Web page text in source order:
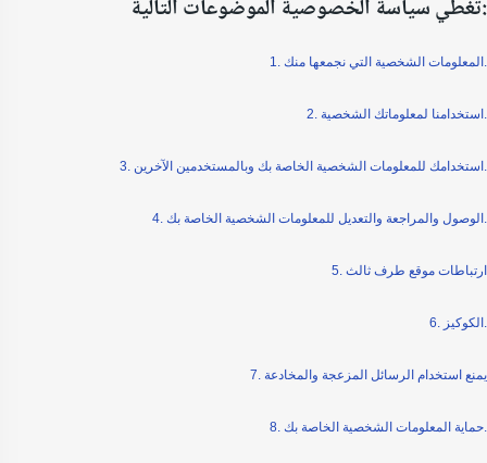
تغطي سياسة الخصوصية الموضوعات التالية:
1. المعلومات الشخصية التي نجمعها منك.
2. استخدامنا لمعلوماتك الشخصية.
3. استخدامك للمعلومات الشخصية الخاصة بك وبالمستخدمين الآخرين.
4. الوصول والمراجعة والتعديل للمعلومات الشخصية الخاصة بك.
5. ارتباطات موقع طرف ثالث
6. الكوكيز.
7. يمنع استخدام الرسائل المزعجة والمخادعة
8. حماية المعلومات الشخصية الخاصة بك.